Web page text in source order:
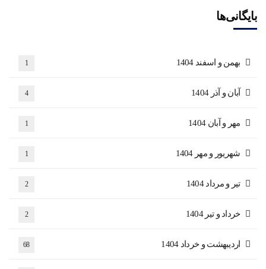
بایگانی‌ها
بهمن و اسفند 1404 1
آبان و آذر 1404 4
مهر و آبان 1404 1
شهریور و مهر 1404 1
تیر و مرداد 1404 2
خرداد و تیر 1404 2
اردیبهشت و خرداد 1404 68